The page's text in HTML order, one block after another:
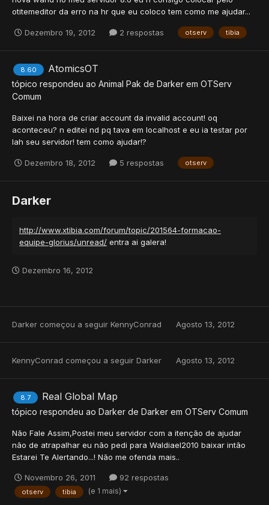
otitemeditor da erro na hr que eu coloco tem como me ajudar...
Dezembro 19, 2012 2 respostas otserv tibia
8.60 AtomicsOT
tópico respondeu ao Animal Pak de Darker em OTServ
Comum
Baixei na hora de criar account da invalid account! oq
aconteceu? n editei nd pq tava em localhost e eu ia testar por
lah seu servidor! tem como ajudar!?
Dezembro 18, 2012 5 respostas otserv
Darker
http://www.xtibia.com/forum/topic/201564-formacao-
equipe-glorius/unread/ entra ai galera!
Dezembro 16, 2012
Darker começou a seguir KennyConrad Agosto 13, 2012
KennyConrad começou a seguir Darker Agosto 13, 2012
8.7 Real Global Map
tópico respondeu ao Darker de Darker em OTServ Comum
Não Fale Assim,Postei meu servidor com a itenção de ajudar
não de atrapalhar eu não pedi para Waldiael2010 baixar intão
Estarei Te Alertando...! Não me ofenda mais..
Novembro 26, 2011 92 respostas
otserv tibia (e 1 mais)